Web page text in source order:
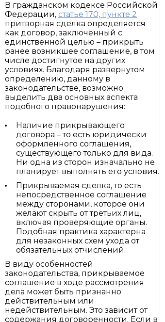
В гражданском кодексе Российской
Федерации, статье 170, пункте 2
притворная сделка определяется
как договор, заключенный с
единственной целью – прикрыть
ранее возникшее соглашение, в том
числе достигнутое на других
условиях. Благодаря развернутом
определению, данному в
законодательстве, возможно
выделить два основных аспекта
подобного правонарушения:
Наличие прикрывающего
договора – то есть юридически
оформленного соглашения,
существующего только для вида.
Ни одна из сторон изначально не
планирует выполнять его условия.
Прикрываемая сделка, то есть
непосредственное соглашение
между сторонами, которое они
желают скрыть от третьих лиц,
включая проверяющие органы.
Подобная практика характерна
для незаконных схем ухода от
обязательных отчислений.
В виду особенностей
законодательства, прикрываемое
соглашение в ходе рассмотрения
дела может быть признанно
действительным или
недействительным. Это зависит от
содержания договоренности. Если в